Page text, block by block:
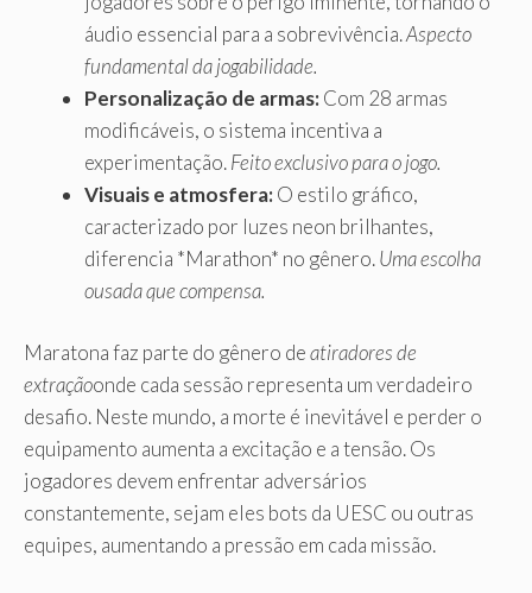
áudio essencial para a sobrevivência.Aspecto
fundamental da jogabilidade.
Personalização de armas:Com 28 armas
modificáveis, o sistema incentiva a
experimentação.Feito exclusivo para o jogo.
Visuais e atmosfera:O estilo gráfico,
caracterizado por luzes neon brilhantes,
diferencia *Marathon* no gênero.Uma escolha
ousada que compensa.
Maratona faz parte do gênero deatiradores de
extraçãoonde cada sessão representa um verdadeiro
desafio. Neste mundo, a morte é inevitável e perder o
equipamento aumenta a excitação e a tensão. Os
jogadores devem enfrentar adversários
constantemente, sejam eles bots da UESC ou outras
equipes, aumentando a pressão em cada missão.